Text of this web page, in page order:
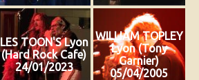
LES TOON'S Lyon
(Hard Rock Cafe)
24/01/2023
WILLIAM TOPLEY
Lyon (Tony
Garnier)
05/04/2005